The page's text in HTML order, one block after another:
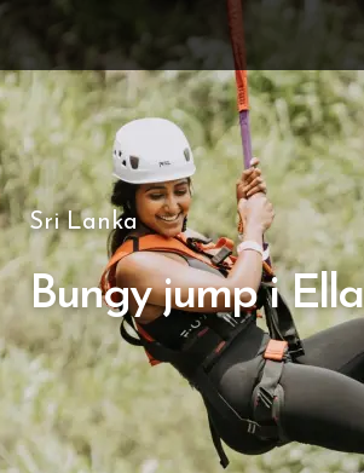
Sri Lanka
Bungy jump i Ella